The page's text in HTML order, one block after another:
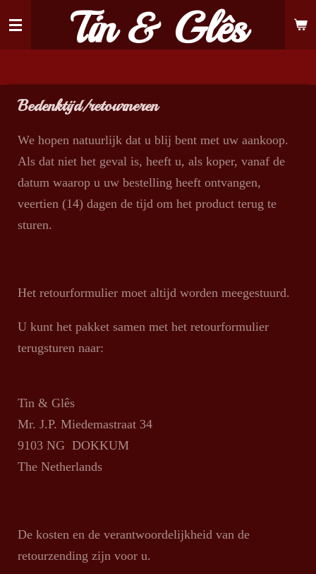
Ga
hoofdinhoud
Tin & Glês
Bedenktijd/retourneren
We hopen natuurlijk dat u blij bent met uw aankoop.
Als dat niet het geval is, heeft u, als koper, vanaf de
datum waarop u uw bestelling heeft ontvangen,
veertien (14) dagen de tijd om het product terug te
sturen.
Het retourformulier moet altijd worden meegestuurd.
U kunt het pakket samen met het retourformulier
terugsturen naar:
Tin & Glês
Mr. J.P. Miedemastraat 34
9103 NG DOKKUM
The Netherlands
De kosten en de verantwoordelijkheid van de
retourzending zijn voor u.